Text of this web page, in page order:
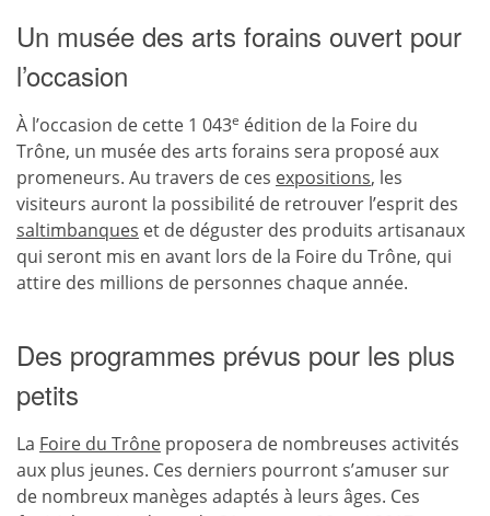
Un musée des arts forains ouvert pour
l’occasion
À l’occasion de cette 1 043e édition de la Foire du
Trône, un musée des arts forains sera proposé aux
promeneurs. Au travers de ces expositions, les
visiteurs auront la possibilité de retrouver l’esprit des
saltimbanques et de déguster des produits artisanaux
qui seront mis en avant lors de la Foire du Trône, qui
attire des millions de personnes chaque année.
Des programmes prévus pour les plus
petits
La Foire du Trône proposera de nombreuses activités
aux plus jeunes. Ces derniers pourront s’amuser sur
de nombreux manèges adaptés à leurs âges. Ces